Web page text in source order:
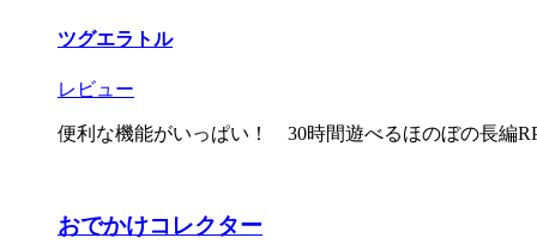
ツグエラトル
レビュー
便利な機能がいっぱい！ 30時間遊べるほのぼの長編
おでかけコレクター